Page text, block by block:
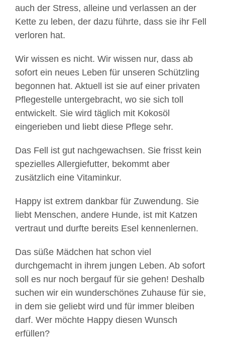
auch der Stress, alleine und verlassen an der
Kette zu leben, der dazu führte, dass sie ihr Fell
verloren hat.
Wir wissen es nicht. Wir wissen nur, dass ab
sofort ein neues Leben für unseren Schützling
begonnen hat. Aktuell ist sie auf einer privaten
Pflegestelle untergebracht, wo sie sich toll
entwickelt. Sie wird täglich mit Kokosöl
eingerieben und liebt diese Pflege sehr.
Das Fell ist gut nachgewachsen. Sie frisst kein
spezielles Allergiefutter, bekommt aber
zusätzlich eine Vitaminkur.
Happy ist extrem dankbar für Zuwendung. Sie
liebt Menschen, andere Hunde, ist mit Katzen
vertraut und durfte bereits Esel kennenlernen.
Das süße Mädchen hat schon viel
durchgemacht in ihrem jungen Leben. Ab sofort
soll es nur noch bergauf für sie gehen! Deshalb
suchen wir ein wunderschönes Zuhause für sie,
in dem sie geliebt wird und für immer bleiben
darf. Wer möchte Happy diesen Wunsch
erfüllen?